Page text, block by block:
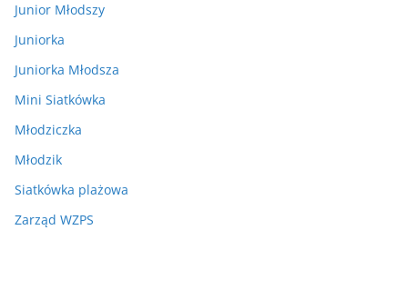
Junior Młodszy
Juniorka
Juniorka Młodsza
Mini Siatkówka
Młodziczka
Młodzik
Siatkówka plażowa
Zarząd WZPS